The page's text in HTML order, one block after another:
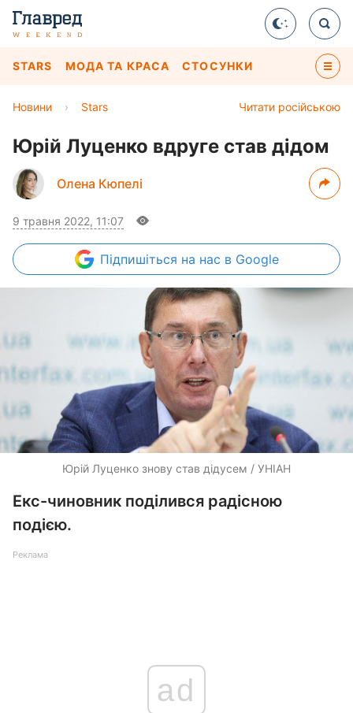
STARS МОДА ТА КРАСА СТОСУНКИ
Читати російською
Новини › Stars
Юрій Луценко вдруге став дідом
Олена Кюпелі
9 травня 2022, 11:07
Підпишіться на нас в Google
Юрій Луценко знову став дідусем / УНІАН
Екс-чиновник поділився радісною
подією.
Реклама
ad